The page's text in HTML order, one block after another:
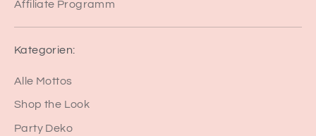
Affiliate Programm
Kategorien:
Alle Mottos
Shop the Look
Party Deko